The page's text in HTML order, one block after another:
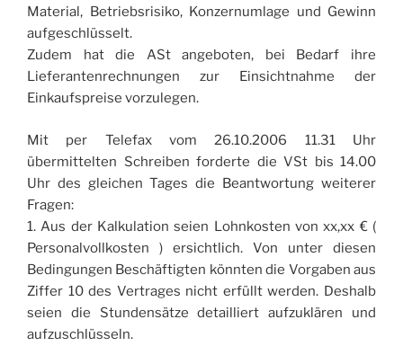
Material, Betriebsrisiko, Konzernumlage und Gewinn
aufgeschlüsselt.
Zudem hat die ASt angeboten, bei Bedarf ihre
Lieferantenrechnungen zur Einsichtnahme der
Einkaufspreise vorzulegen.
Mit per Telefax vom 26.10.2006 11.31 Uhr
übermittelten Schreiben forderte die VSt bis 14.00
Uhr des gleichen Tages die Beantwortung weiterer
Fragen:
1. Aus der Kalkulation seien Lohnkosten von xx,xx € (
Personalvollkosten ) ersichtlich. Von unter diesen
Bedingungen Beschäftigten könnten die Vorgaben aus
Ziffer 10 des Vertrages nicht erfüllt werden. Deshalb
seien die Stundensätze detailliert aufzuklären und
aufzuschlüsseln.